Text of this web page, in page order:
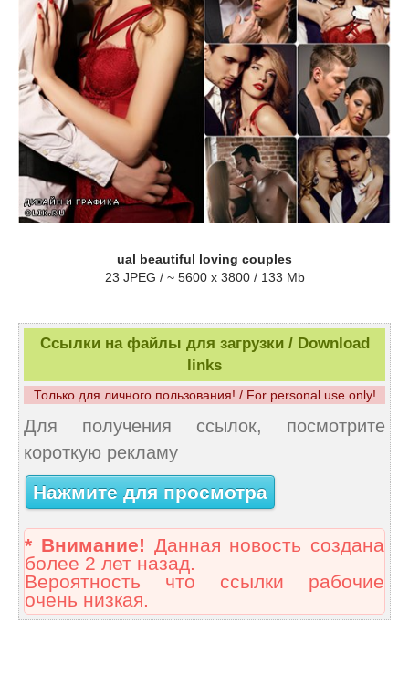
ual beautiful loving couples
23 JPEG / ~ 5600 x 3800 / 133 Mb
Ссылки на файлы для загрузки / Download
links
Только для личного пользования! / For personal use only!
Для получения ссылок, посмотрите
короткую рекламу
Нажмите для просмотра
* Внимание! Данная новость создана
более 2 лет назад.
Вероятность что ссылки рабочие
очень низкая.